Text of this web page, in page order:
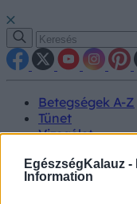
EgészségKalauz -
Information
Betegségek A-Z
Tünet
Vizsgálat
Életmódváltás
Kutatás